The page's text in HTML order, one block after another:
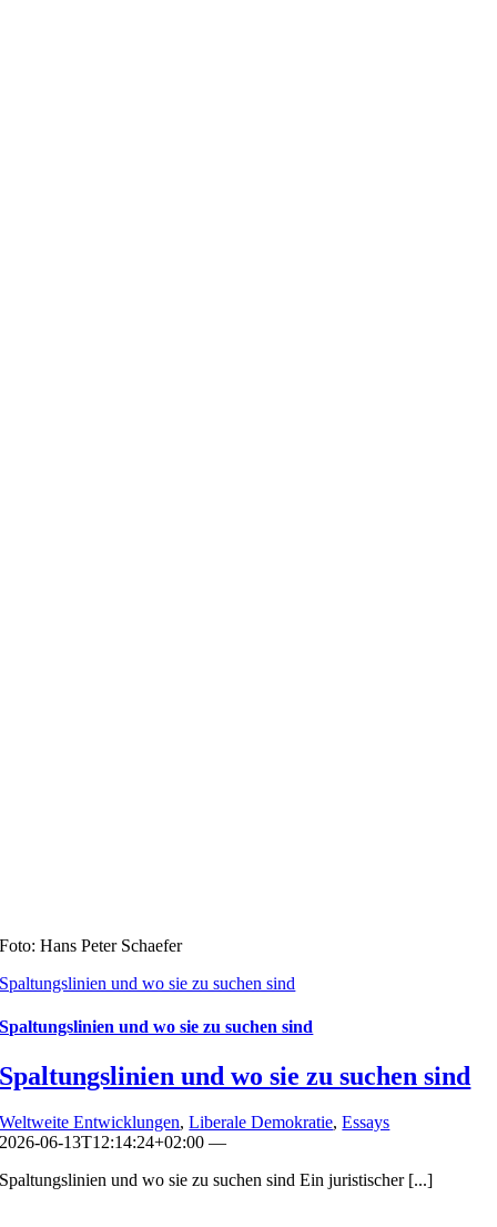
Foto: Hans Peter Schaefer
Spaltungslinien und wo sie zu suchen sind
Spaltungslinien und wo sie zu suchen sind
Spaltungslinien und wo sie zu suchen sind
Weltweite Entwicklungen,Liberale Demokratie,Essays
2026-06-13T12:14:24+02:00 —
Spaltungslinien und wo sie zu suchen sind Ein juristischer [...]